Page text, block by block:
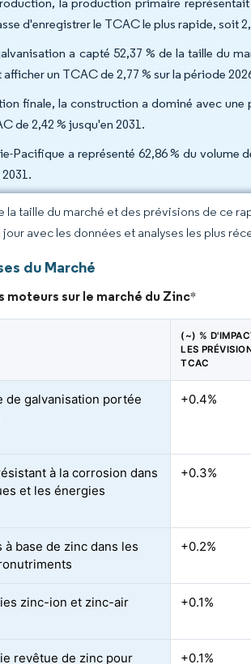
d'enregistrer le TCAC le plus rapide, soit
a capté 52,37 % de la taille du
un TCAC de 2,77 % sur la période
finale, la construction a dominé avec
de 2,42 % jusqu'en 2031.
Pacifique a représenté 62,86 % du
la taille du marché et des prévisions de ce
avec les données et analyses les plus
du Marché
moteurs sur le marché du Zinc*
(~) %
LES
TCAC
de galvanisation portée
+0.4%
à la corrosion dans
et les énergies
+0.3%
base de zinc dans les
+0.2%
zinc-ion et zinc-air +0.1%
revêtue de zinc pour
+0.1%